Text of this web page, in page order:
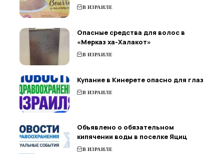
В ИЗРАИЛЕ
Опасные средства для волос в
«Мерказ ха-Халакот»
В ИЗРАИЛЕ
Купание в Кинерете опасно для глаз
В ИЗРАИЛЕ
Объявлено о обязательном
кипячении воды в поселке Яциц
В ИЗРАИЛЕ